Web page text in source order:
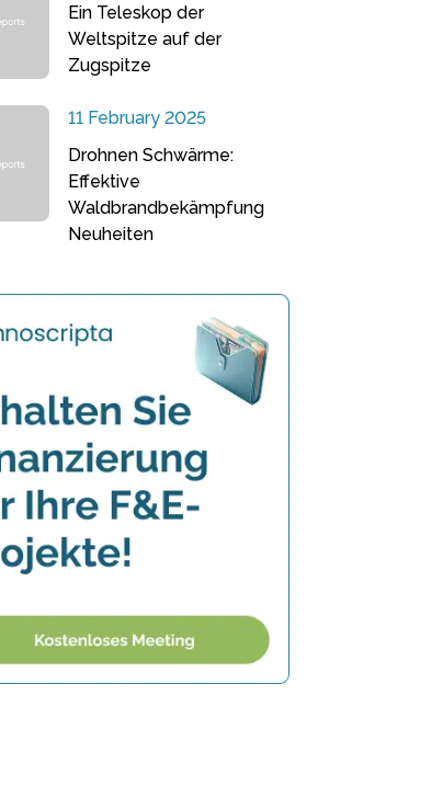
Ein Teleskop der
Weltspitze auf der
Zugspitze
11 February 2025
Drohnen Schwärme:
Effektive
Waldbrandbekämpfung
Neuheiten